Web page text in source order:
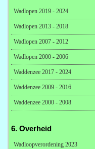
Wadlopen 2019 - 2024
Wadlopen 2013 - 2018
Wadlopen 2007 - 2012
Wadlopen 2000 - 2006
Waddenzee 2017 - 2024
Waddenzee 2009 - 2016
Waddenzee 2000 - 2008
6. Overheid
Wadloopverordening 2023